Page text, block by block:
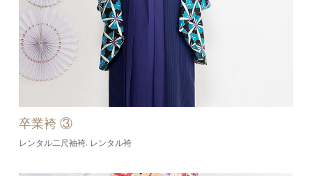
卒業袴 ③
レンタル二尺袖袴 レンタル袴